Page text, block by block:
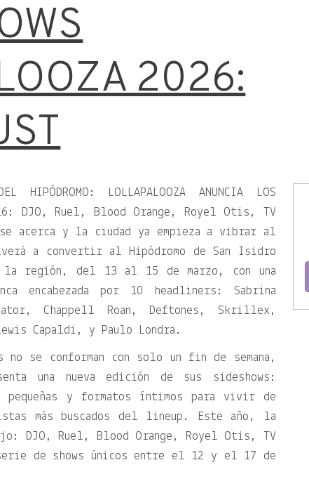
2026:
LOLLAPALOOZA ANUNCIA LOS
2026: DJO, Ruel, Blood Orange, Royel Otis, TV
acerca y la ciudad ya empieza a vibrar al
a convertir al Hipódromo de San Isidro
región, del 13 al 15 de marzo, con una
encabezada por 10 headliners: Sabrina
Chappell Roan, Deftones, Skrillex,
Capaldi, y Paulo Londra.
no se conforman con solo un fin de semana,
una nueva edición de sus sideshows:
pequeñas y formatos íntimos para vivir de
más buscados del lineup. Este año, la
DJO, Ruel, Blood Orange, Royel Otis, TV
de shows únicos entre el 12 y el 17 de